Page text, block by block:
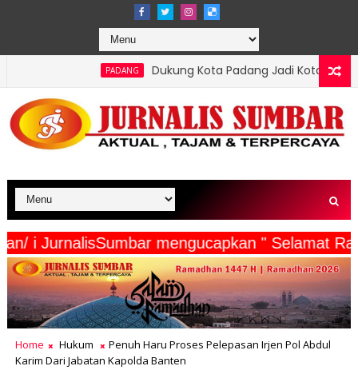
Dukung Kota Padang Jadi Kota Inovator, Kartu Registrasi
i JurnalisSumbar mengucapkan "
Home Hukum
Penuh Haru Proses Pelepasan Irjen Pol Abdul
Karim Dari Jabatan Kapolda Banten